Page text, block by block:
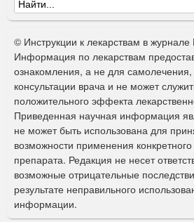
Ф
о
р
м
а
п
о
и
с
к
© Инструкции к лекарствам в
Информация по лекарствам
ознакомления, а не для
консультации врача и не может
положительного эффекта
Приведенная научная информация
не может быть использована для
возможности применения конкретного
препарата. Редакция не несет
возможные отрицательные
результате неправильного
информации.